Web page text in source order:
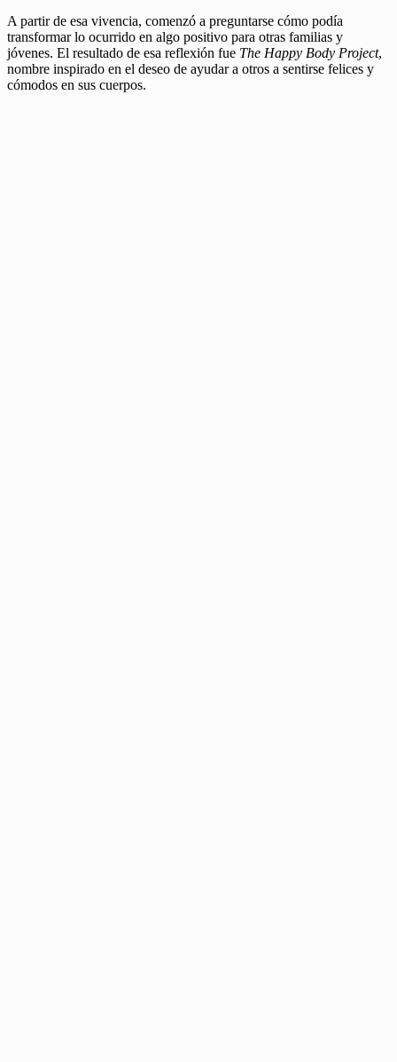
A partir de esa vivencia, comenzó a preguntarse cómo podía
transformar lo ocurrido en algo positivo para otras familias y
jóvenes. El resultado de esa reflexión fue The Happy Body Project,
nombre inspirado en el deseo de ayudar a otros a sentirse felices y
cómodos en sus cuerpos.